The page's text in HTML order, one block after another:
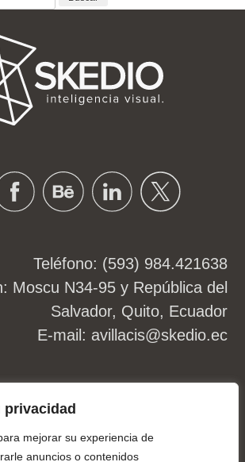
privacidad
mejorar su experiencia de
anuncios o contenidos
Facebook Behance Linkedin
Teléfono: (593) 984.421638
Moscu N34-95 y República del
Salvador, Quito, Ecuador
E-mail: avillacis@skedio.ec